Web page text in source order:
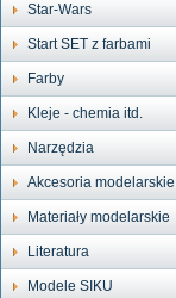
Star-Wars
Start SET z farbami
Farby
Kleje - chemia itd.
Narzędzia
Akcesoria modelarskie
Materiały modelarskie
Literatura
Modele SIKU